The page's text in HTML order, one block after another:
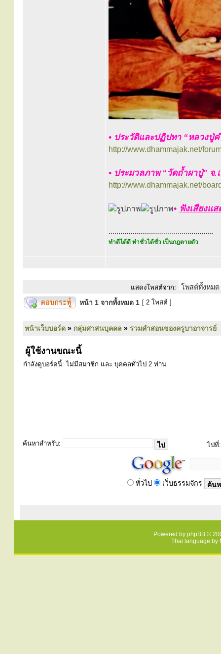
• ประวัติและปฏิปทา “หลวงปู่
http://www.dhammajak.net/
• ประมวลภาพ “วัดถ้ำผาปู่” จ.
http://www.dhammajak.net/
• ฟังเสียงแ
.....................................................
ทำดีได้ดี ทำชั่วได้ชั่ว เป็นกฎตายตัว
แสดงโพสต์จาก:
หน้า 1 จากทั้งหมด 1 [ 2 โพสต์ ]
หน้าเว็บบอร์ด » กลุ่มศาสนบุคคล » รวมคำสอนของครูบาอาจารย์
ผู้ใช้งานขณะนี้
กำลังดูบอร์ดนี้: ไม่มีสมาชิก และ บุคคลทั่วไป 2 ท่าน
ค้นหาสำหรับ: ไปที่:
ทั่วไป เว็บธรรมจักร
Powered by phpBB ©
Thai language by